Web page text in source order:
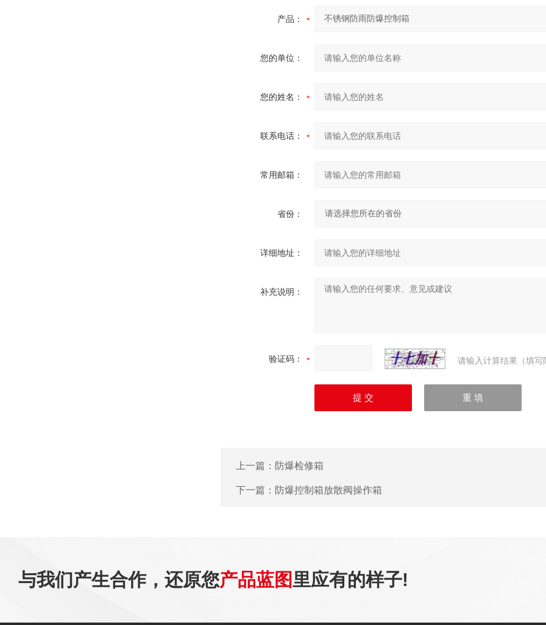
产品：
您的单位：
您的姓名：
联系电话：
常用邮箱：
省份：
详细地址：
补充说明：
验证码： 请输入计算结果（填
上一篇： 防爆检修箱
下一篇： 防爆控制箱放散阀操作箱
与我们产生合作，还原您产品蓝图里应有的样子!